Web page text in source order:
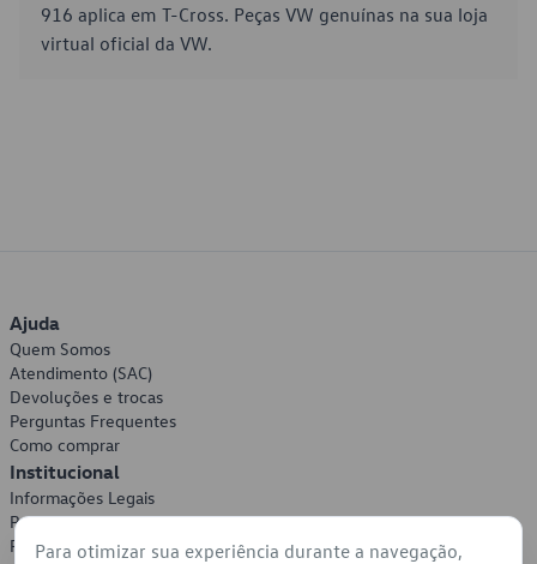
916 aplica em T-Cross. Peças VW genuínas na sua loja
virtual oficial da VW.
Ajuda
Quem Somos
Atendimento (SAC)
Devoluções e trocas
Perguntas Frequentes
Como comprar
Institucional
Informações Legais
Política de Privacidade
Política de Cookies
Para otimizar sua experiência durante a navegação,